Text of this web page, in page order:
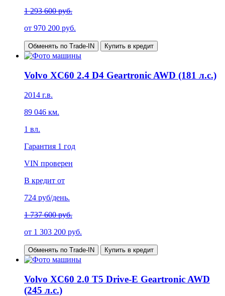
1 293 600 руб.
от 970 200 руб.
Обменять по Trade-IN Купить в кредит
Volvo XC60 2.4 D4 Geartronic AWD (181 л.с.)
2014 г.в.
89 046 км.
1 вл.
Гарантия 1 год
VIN проверен
В кредит от
724 руб/день.
1 737 600 руб.
от 1 303 200 руб.
Обменять по Trade-IN Купить в кредит
Volvo XC60 2.0 T5 Drive-E Geartronic AWD
(245 л.с.)